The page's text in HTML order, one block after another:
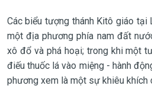
Các biểu tượng thánh Kitô giáo tại
một địa phương phía nam đất
xô đổ và phá hoại; trong khi một
điếu thuốc lá vào miệng - hành
phương xem là một sự khiêu khích